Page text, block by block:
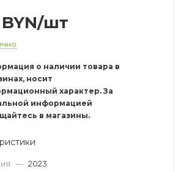
BYN/шт
о наличии товара в
носит
характер. За
информацией
в магазины.
— 2023